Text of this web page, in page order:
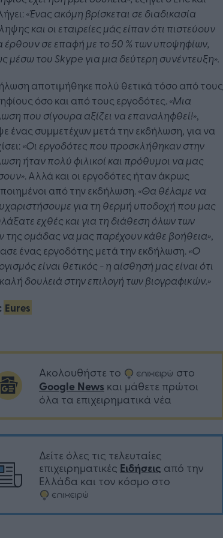
«Ένας ακόμη βρίσκεται σε διαδικασία
και οι εταιρείες μάς είπαν ότι πιστεύουν
έρθουν σε επαφή με το 50 % των υποψηφίων,
μέσω του Skype για μια δεύτερη συνέντευξη».
αποτιμήθηκε πολύ θετικά τόσο από τους
όσο και από τους εργοδότες. «Μια
που σίγουρα αξίζει να επαναληφθεί!»,
ένας συμμετέχων μετά την εκδήλωση, για να
«Οι εργοδότες που προσκλήθηκαν στην
ήταν πολύ φιλικοί και πρόθυμοι να μας
. Αλλά και οι εργοδότες ήταν άκρως
από την εκδήλωση. «Θα θέλαμε να
για τη θερμή υποδοχή που μας
εχθές και για τη διάθεση όλων των
της ομάδας να μας παρέχουν κάθε βοήθεια»,
ένας εργοδότης μετά την εκδήλωση. «Ο
είναι θετικός - η αίσθησή μας είναι ότι
καλή δουλειά στην επιλογή των βιογραφικών.»
Eures
Ακολουθήστε το στο
Google News και μάθετε πρώτοι
όλα τα επιχειρηματικά νέα
Δείτε όλες τις τελευταίες
επιχειρηματικές Ειδήσεις από την
Ελλάδα και τον κόσμο στο